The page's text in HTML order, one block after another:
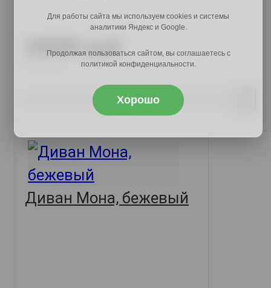
38889 руб.
Купить
Диван Мона, бежевый
Для работы сайта мы используем cookies и системы
аналитики Яндекс и Google.
Продолжая пользоваться сайтом, вы соглашаетесь с
политикой конфиденциальности.
Хорошо